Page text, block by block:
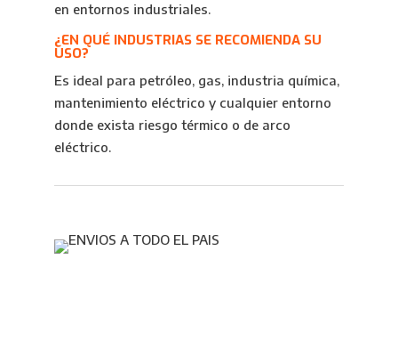
en entornos industriales.
¿EN QUÉ INDUSTRIAS SE RECOMIENDA SU
USO?
Es ideal para petróleo, gas, industria química,
mantenimiento eléctrico y cualquier entorno
donde exista riesgo térmico o de arco
eléctrico.